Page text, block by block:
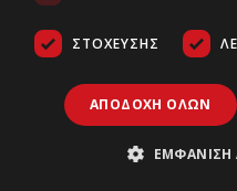
ΣΤΌΧΕΥΣΗΣ
ΑΠΟΔΟΧΉ ΌΛΩΝ
ΕΜΦΆΝΙΣΗ